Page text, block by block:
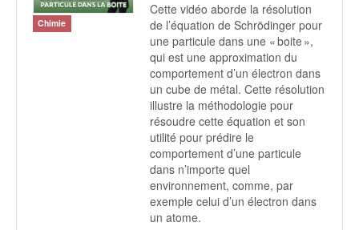
Chimie
Cette vidéo aborde la résolution
de l’équation de Schrödinger pour
une particule dans une « boite »,
qui est une approximation du
comportement d’un électron dans
un cube de métal. Cette résolution
illustre la méthodologie pour
résoudre cette équation et son
utilité pour prédire le
comportement d’une particule
dans n’importe quel
environnement, comme, par
exemple celui d’un électron dans
un atome.